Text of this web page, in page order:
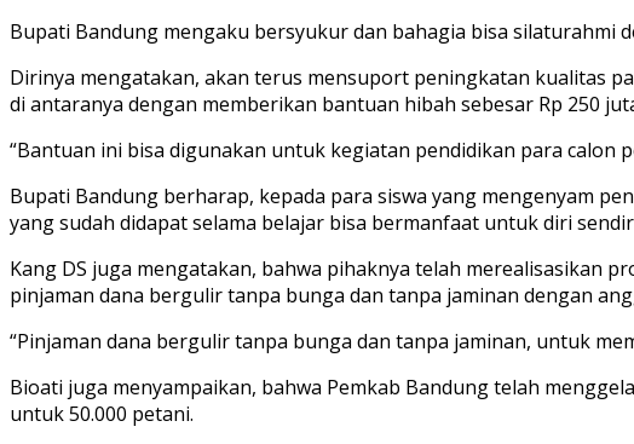
Bupati Bandung mengaku bersyukur dan bahagia bisa silaturahmi
Dirinya mengatakan, akan terus mensuport peningkatan kualitas
di antaranya dengan memberikan bantuan hibah sebesar Rp 250
“Bantuan ini bisa digunakan untuk kegiatan pendidikan para calon
Bupati Bandung berharap, kepada para siswa yang mengenyam
yang sudah didapat selama belajar bisa bermanfaat untuk diri
Kang DS juga mengatakan, bahwa pihaknya telah merealisasikan
pinjaman dana bergulir tanpa bunga dan tanpa jaminan dengan
“Pinjaman dana bergulir tanpa bunga dan tanpa jaminan, untuk
Bioati juga menyampaikan, bahwa Pemkab Bandung telah
untuk 50.000 petani.